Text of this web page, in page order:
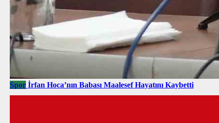
Spor İrfan Hoca’nın Babası Maalesef Hayatını Kaybetti